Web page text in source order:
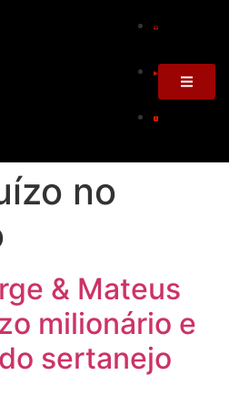
no
& Mateus
milionário e
sertanejo